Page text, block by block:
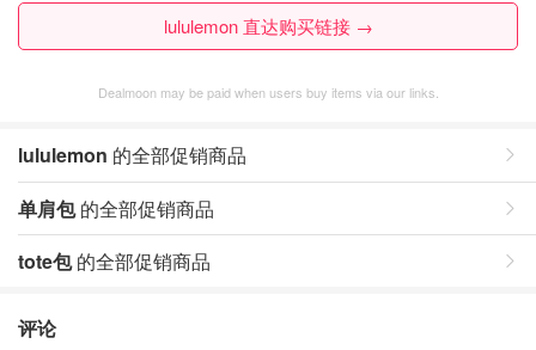
lululemon 直达购买链接 →
Dealmoon may be paid when users buy items via our links.
lululemon 的全部促销商品
单肩包的全部促销商品
tote包的全部促销商品
评论